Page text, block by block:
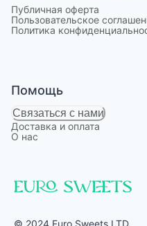
Публичная оферта
Пользовательское
Политика
Помощь
Связаться с нами
Доставка и оплата
О нас